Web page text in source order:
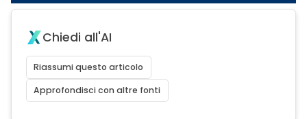
Chiedi all'AI
Riassumi questo articolo
Approfondisci con altre fonti